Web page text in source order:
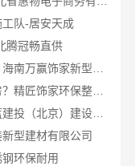
队-居安天成
腾冠畅直供
广州市区家装装修多少钱新房？精匠饰家环保整装方案
西咸新区全包装修报价，中蓝建投（北京）建设有限公司武功分公司透明
型建材有限公司
环保耐用